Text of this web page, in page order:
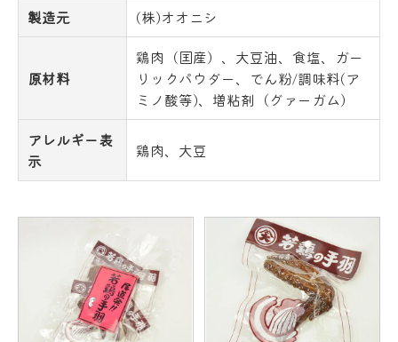
製造元
(株)オオニシ
原材料
鶏肉（国産）、大豆油、食塩、ガー
リックパウダー、でん粉/調味料(ア
ミノ酸等)、増粘剤（グァーガム）
アレルギー表
示
鶏肉、大豆